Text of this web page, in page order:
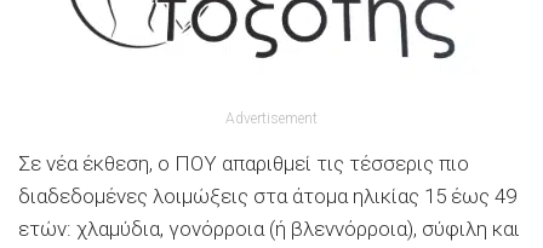
Advertisement
Σε νέα έκθεση, ο ΠΟΥ απαριθμεί τις τέσσερις πιο
διαδεδομένες λοιμώξεις στα άτομα ηλικίας 15 έως 49
ετών: χλαμύδια, γονόρροια (ή βλεννόρροια), σύφιλη και